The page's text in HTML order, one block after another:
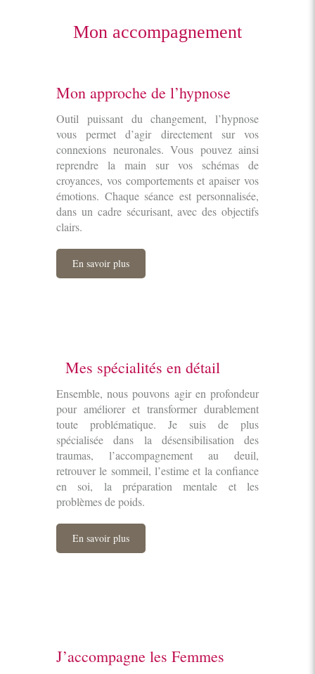
Mon accompagnement
Mon approche de l’hypnose
Outil puissant du changement, l’hypnose
vous permet d’agir directement sur vos
connexions neuronales. Vous pouvez ainsi
reprendre la main sur vos schémas de
croyances, vos comportements et apaiser vos
émotions. Chaque séance est personnalisée,
dans un cadre sécurisant, avec des objectifs
clairs.
En savoir plus
Mes spécialités en détail
Ensemble, nous pouvons agir en profondeur
pour améliorer et transformer durablement
toute problématique. Je suis de plus
spécialisée dans la désensibilisation des
traumas, l’accompagnement au deuil,
retrouver le sommeil, l’estime et la confiance
en soi, la préparation mentale et les
problèmes de poids.
En savoir plus
J’accompagne les Femmes